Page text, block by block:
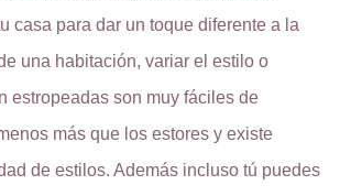
casa para dar un toque diferente a la
una habitación, variar el estilo o
estropeadas son muy fáciles de
más que los estores y existe
de estilos. Además incluso tú puedes